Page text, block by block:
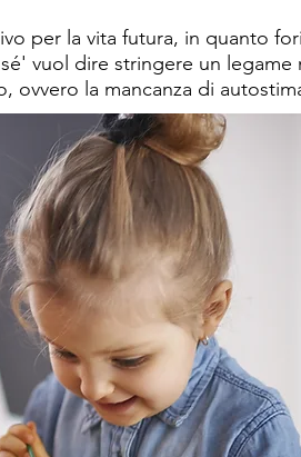
per la vita futura, in quanto
vuol dire stringere un legame
ovvero la mancanza di